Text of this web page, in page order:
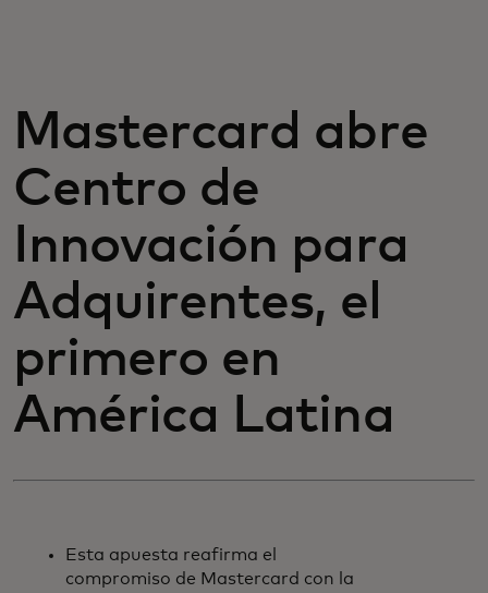
For business
For the world
For innovators
News and trends
Mastercard abre
Centro de
Innovación para
Adquirentes, el
primero en
América Latina
Esta apuesta reafirma el
compromiso de Mastercard con la